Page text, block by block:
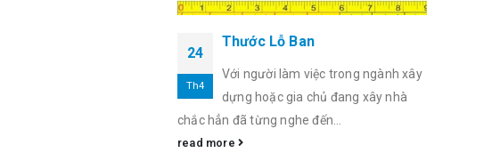
24
Th4
Thước Lỗ Ban
Với người làm việc trong ngành xây
dựng hoặc gia chủ đang xây nhà
chắc hẳn đã từng nghe đến...
read more